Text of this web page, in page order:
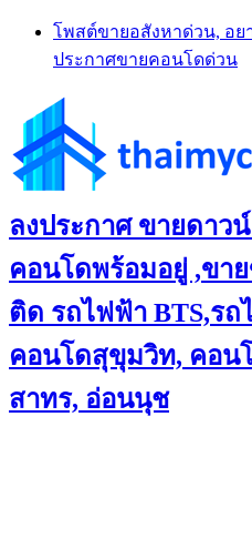
Skip
content
โพสต์ขายอสังหาด่วน, อ
ประกาศขายคอนโดด่วน
ลงประกาศ ขายดาว
คอนโดพร้อมอยู่ ,ขา
ติด รถไฟฟ้า BTS,ร
คอนโดสุขุมวิท, คอน
สาทร, อ่อนนุช